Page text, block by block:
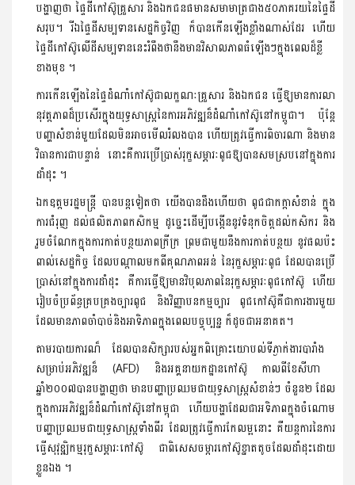
បង្ហាញថា ផ្ទៃដី​កៅស៊ូ​គ្រួសារ​ និង​ឯកជន​ផ​មាន​សមាមាត្រ​ជាង៥០ភាគរយ​នៃ​ផ្ទៃដី​
សរុប។ រីឯ​ផ្ទៃដី​សម្បទាន​សេដ្ឋកិច្ច​វិញ​ ក៏បាន​កើនឡើង​ខ្លាំង​ណាស់ដែរ ​ហើយ​
ផ្ទៃដី​កៅស៊ូ​លើដី​សម្បទាន​នេះ​រំពឹងថា​នឹងមាន​វិសាលភាព​ធំឡើងៗក្នុងពេល​ដ៏​ខ្លី​
ខាងមុខ ។
ការកើនឡើង​នៃ​ផ្ទៃ​ដំណាំ​កៅស៊ូ​ជា​លក្ខណៈ​គ្រួសារ​ និង​ឯកជន ធ្វើឱ្យ​មានការ​លា​
នុ​វត្ដ​ភាព​ដ៏​ប្រសើរ​ក្នុង​យុទ្ធសាស្ដ្រ​នៃ​ការអភិវឌ្ឍ​ន៏​ដំណាំ​កៅស៊ូ​នៅ​ក​ម្ពូ​ជា។ ប៉ុន្ដែ​
បញ្ហាសំខាន់​មួយ​ដែល​មិនអាច​មើលរំលង​បាន​ ហើយ​ត្រូវធ្វើ​ការពិចារណា​ និង​មាន​
វិធានការ​ជាបន្ទាន់ ​នោះ​គឺ​ការប្រើប្រាស់​រុក្ខ​សម្ភារៈ​ពូជ​ឱ្យបាន​សមស្រប​នៅក្នុង​ការ
ដាំដុះ ។
ឯកឧត្ដម​រដ្ឋមន្ដ្រី ​បាន​បន្ដទៀតថា យើង​បានដឹងហើយថា ​ពូជ​ជា​កក្ដា​សំខាន់ ​ក្នុង​
ការជំរុញ​ ដល់​ផលិតភាព​កសិកម្ម ដូច្នេះ​ដើម្បី​បង្កើន​នូវ​ទំនុកចិត្ដដ​ល់​កសិករ និង​
រួមចំណែក​ក្នុងការ​កាត់បន្ថយ​ភាពក្រីក្រ ​ព្រមជាមួយ​នឹង​ការកាត់បន្ថយ​ នូវ​ផលប៉ះ
ពាល់​សេដ្ឋកិច្ច ​ដែល​បណ្ដាលមកពី​គុណភាព​អន់​ នៃ​រុក្ខ​សម្ភារៈ​ពូជ ​ដែល​បាន​ប្រើ
ប្រាស់​នៅក្នុង​ការដាំដុះ គឺ​ការធ្វើឱ្យមាន​វិបុលភាព​នៃ​រុក្ខ​សម្ភារៈ​ពូជ​កៅស៊ូ​ ហើយ​
រៀបចំ​ប្រព័ន្ធ​គ្របគ្រង​ច្បារ​ពូជ និង​វិ​ញ្ញាប​ន​កម្ម​ច្បារ ពូជ​កៅស៊ូ​គឺជា​ការងារ​មួយ​
ដែលមាន​ភាពចាំបាច់​និង​អាទិភាព​ក្នុងពេល​បច្ចុប្បន្ន ក៏ដូចជា​អនាគត។
តាម​របាយ​ការ​ណ៏ ​ដែល​បាន​សិក្សា​របស់​អ្នកពិគ្រោះ​យោបល់​ទី​ភ្ងា​ក់​ងារ​បារាំង ​
សម្រាប់​អភិវឌ្ឍ​ន៏ (AFD) និង​អគ្គនាយកដ្ឋាន​កៅស៊ូ​ កាលពី​ខែសីហា ​
ឆ្នាំ២០០៧បាន​បង្ហាញថា មាន​បញ្ហា​ប្រឈម​ជា​យុទ្ធសាស្ដ្រសំខាន់ៗ ចំនួន២ ដែល​
ក្នុងការ​អភិវឌ្ឍ​ន៏​ដំណាំ​កៅស៊ូ​នៅ​កម្ពុជា ហើយ​បង្ហា​ដែលជា​អទិភាព​ក្នុងចំណោម​
បញ្ហា​ប្រឈម​ជា​យុទ្ធសាស្ដ្រ​ទាំងពីរ​ ដែល​ត្រូវធ្វើ​ការកែលម្អ​នោះ គឺ​យន្ដការ​នៃ​ការ
ធ្វើ​សុ​វុឌ្ឍិកម្ម​រុក្ខ​សម្ភារៈ​កៅស៊ូ ជាពិសេស​ចម្ការកៅស៊ូ​ខ្នាតតូច​ដែល​ដាំ​ដុះ​ដោយ​
ខ្លួនឯង ។